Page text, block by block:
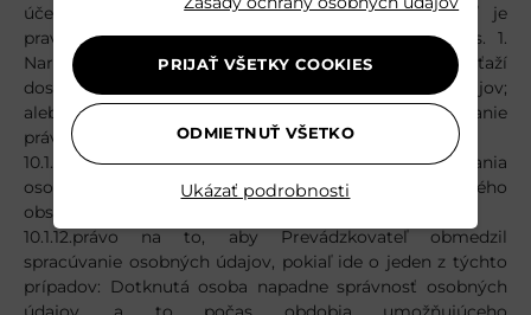
účely podľa článku 89 ods. 1. Nariadenia, pokiaľ je
pravdepodobné, že právo uvedené v článku 17 ods. 1.
Nariadenia znemožní alebo závažným spôsobom sťaží
dosiahnutie cieľov takéhoto spracúvania osobných údajov;
alebo na preukazovanie, uplatňovanie alebo obhajovanie
právnych nárokov;
10.1.11.právo Dotknutej osoby na obmedzenie spracúvania
osobných údajov podľa článku 18 Nariadenia, ktorého
obsahom je:
10.1.12.právo na to, aby Prevádzkovateľ obmedzil
spracúvanie osobných údajov, pokiaľ ide o jeden z týchto
prípadov: Dotknutá osoba napadne správnosť osobných
Ukázať podrobnosti
PRIJAŤ VŠETKY COOKIES
ODMIETNUŤ VŠETKO